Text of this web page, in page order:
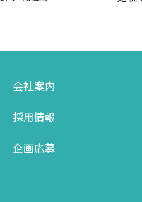
器分布，膜局在
アミノ酸残基
会社案内
採用情報
企画応募